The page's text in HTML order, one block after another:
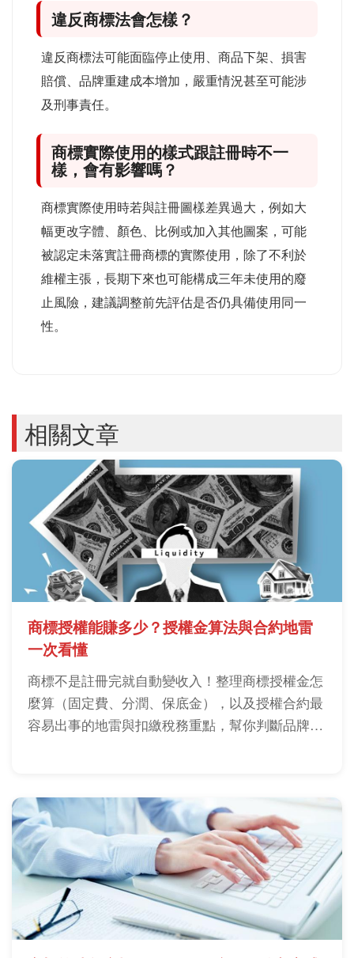
違反商標法會怎樣？
違反商標法可能面臨停止使用、商品下架、損害
賠償、品牌重建成本增加，嚴重情況甚至可能涉
及刑事責任。
商標實際使用的樣式跟註冊時不一
樣，會有影響嗎？
商標實際使用時若與註冊圖樣差異過大，例如大
幅更改字體、顏色、比例或加入其他圖案，可能
被認定未落實註冊商標的實際使用，除了不利於
維權主張，長期下來也可能構成三年未使用的廢
止風險，建議調整前先評估是否仍具備使用同一
性。
相關文章
商標授權能賺多少？授權金算法與合約地雷
一次看懂
商標不是註冊完就自動變收入！整理商標授權金怎
麼算（固定費、分潤、保底金），以及授權合約最
容易出事的地雷與扣繳稅務重點，幫你判斷品牌是